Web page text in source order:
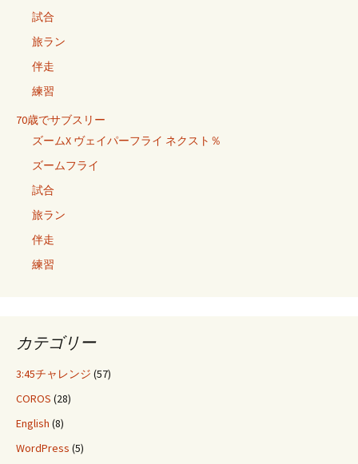
試合
旅ラン
伴走
練習
70歳でサブスリー
ズームX ヴェイパーフライ ネクスト％
ズームフライ
試合
旅ラン
伴走
練習
カテゴリー
3:45チャレンジ (57)
COROS (28)
English (8)
WordPress (5)